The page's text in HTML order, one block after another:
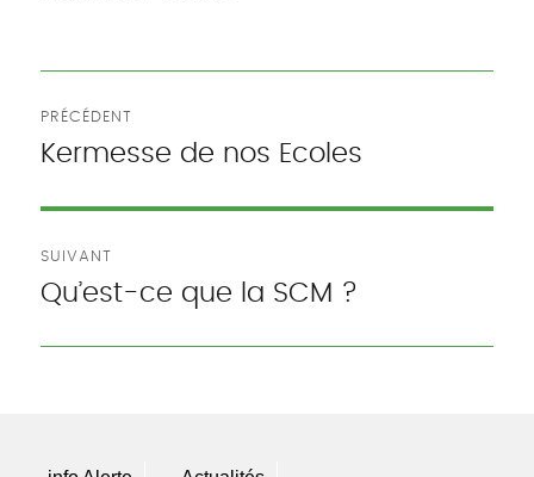
de
PRÉCÉDENT
Publication
Kermesse de nos Ecoles
SUIVANT
Publication
Qu’est-ce que la SCM ?